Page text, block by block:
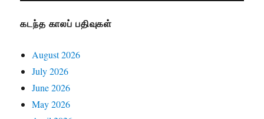
கடந்த காலப் பதிவுகள்
August 2026
July 2026
June 2026
May 2026